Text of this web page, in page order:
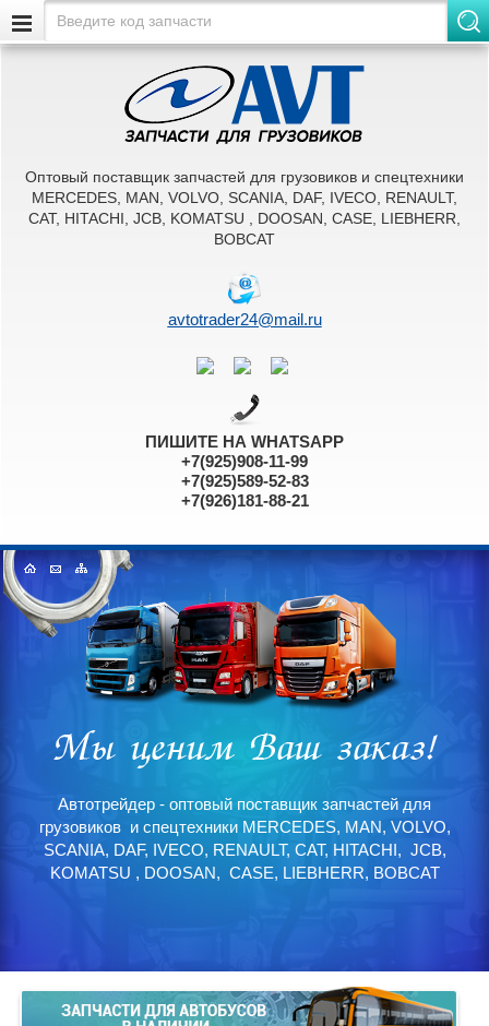
Оптовый поставщик запчастей для грузовиков и спецтехники
MERCEDES, MAN, VOLVO, SCANIA, DAF, IVECO, RENAULT,
CAT, HITACHI, JCB, KOMATSU , DOOSAN, CASE, LIEBHERR,
BOBCAT
avtotrader24@mail.ru
ПИШИТЕ НА WHATSAPP
+7(925)908-11-99
+7(925)589-52-83
+7(926)181-88-21
Автотрейдер - оптовый поставщик запчастей для
грузовиков и спецтехники MERCEDES, MAN, VOLVO,
SCANIA, DAF, IVECO, RENAULT, CAT, HITACHI, JCB,
KOMATSU , DOOSAN, CASE, LIEBHERR, BOBCAT